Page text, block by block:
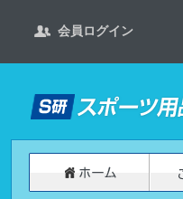
会員ログイン